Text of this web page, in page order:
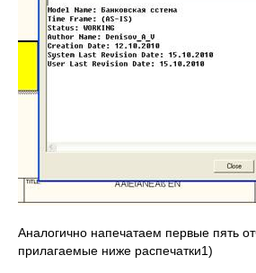
Аналогично напечатаем первые пять
прилагаемые ниже распечатки1)